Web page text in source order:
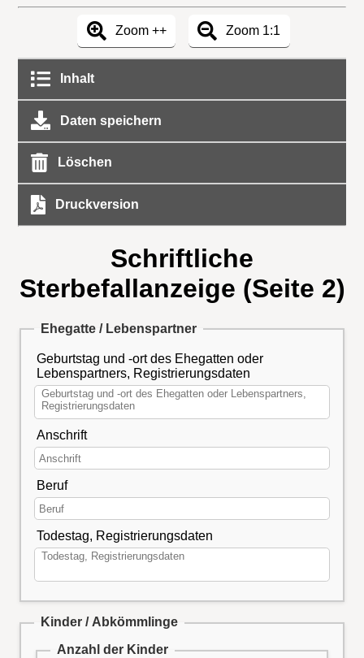
Zoom ++ Zoom 1:1
Inhalt
Daten speichern
Löschen
Druckversion
Schriftliche
Sterbefallanzeige (Seite 2)
Ehegatte / Lebenspartner
Geburtstag und -ort des Ehegatten oder
Lebenspartners, Registrierungsdaten
Anschrift
Beruf
Todestag, Registrierungsdaten
Kinder / Abkömmlinge
Anzahl der Kinder